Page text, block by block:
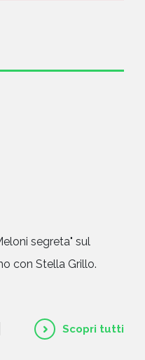
segreta" sul
con Stella Grillo.
Scopri tutti